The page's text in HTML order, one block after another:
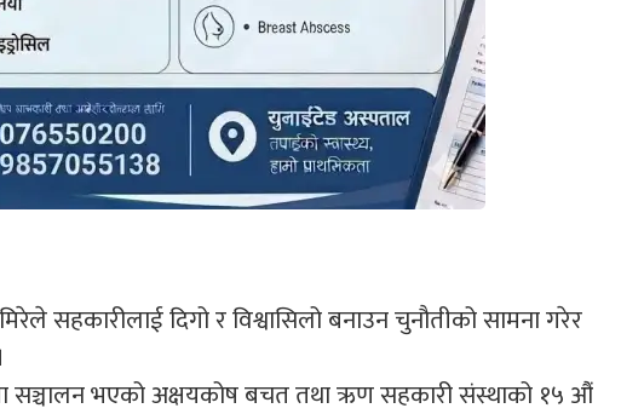
सहकारीलाई दिगो र विश्वासिलो बनाउन चुनौतीको सामना गरेर
सञ्चालन भएको अक्षयकोष बचत तथा ऋण सहकारी संस्थाको १५ औं